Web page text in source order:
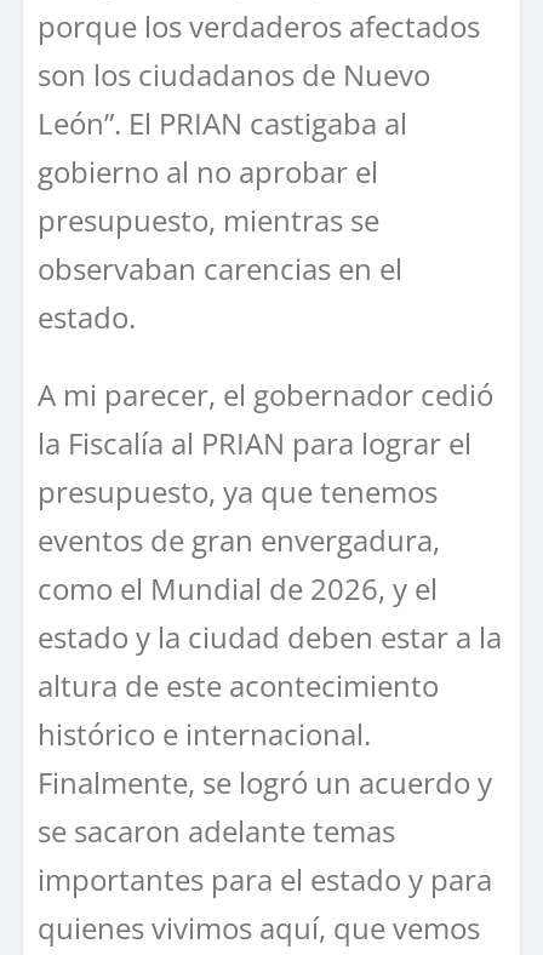
porque los verdaderos afectados
son los ciudadanos de Nuevo
León”. El PRIAN castigaba al
gobierno al no aprobar el
presupuesto, mientras se
observaban carencias en el
estado.
A mi parecer, el gobernador cedió
la Fiscalía al PRIAN para lograr el
presupuesto, ya que tenemos
eventos de gran envergadura,
como el Mundial de 2026, y el
estado y la ciudad deben estar a la
altura de este acontecimiento
histórico e internacional.
Finalmente, se logró un acuerdo y
se sacaron adelante temas
importantes para el estado y para
quienes vivimos aquí, que vemos